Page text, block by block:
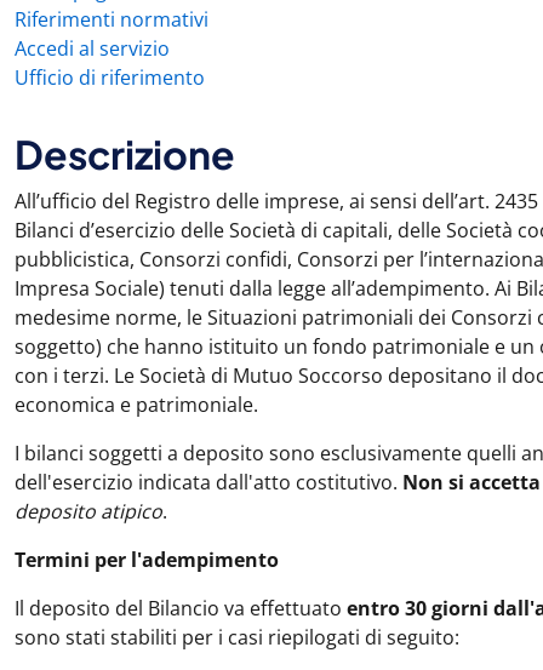
Riferimenti normativi
Accedi al servizio
Ufficio di riferimento
Descrizione
All’ufficio del Registro delle imprese, ai sensi dell’art.
Bilanci d’esercizio delle Società di capitali, delle Società
pubblicistica, Consorzi confidi, Consorzi per
Impresa Sociale) tenuti dalla legge all’adempimento. Ai
medesime norme, le Situazioni patrimoniali dei
soggetto) che hanno istituito un fondo patrimoniale e
con i terzi. Le Società di Mutuo Soccorso depositano il
economica e patrimoniale.
I bilanci soggetti a deposito sono esclusivamente quelli
dell'esercizio indicata dall'atto costitutivo. Non si
deposito atipico.
Termini per l'adempimento
Il deposito del Bilancio va effettuato entro 30 giorni
sono stati stabiliti per i casi riepilogati di seguito: